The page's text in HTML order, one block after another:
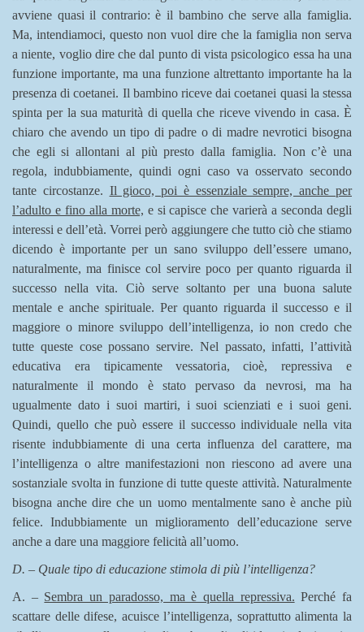
avviene quasi il contrario: è il bambino che serve alla famiglia.
Ma, intendiamoci, questo non vuol dire che la famiglia non serva
a niente, voglio dire che dal punto di vista psicologico essa ha una
funzione importante, ma una funzione altrettanto importante ha la
presenza di coetanei. Il bambino riceve dai coetanei quasi la stessa
spinta per la sua maturità di quella che riceve vivendo in casa. È
chiaro che avendo un tipo di padre o di madre nevrotici bisogna
che egli si allontani al più presto dalla famiglia. Non c’è una
regola, indubbiamente, quindi ogni caso va osservato secondo
tante circostanze. Il gioco, poi è essenziale sempre, anche per
l’adulto e fino alla morte, e si capisce che varierà a seconda degli
interessi e dell’età. Vorrei però aggiungere che tutto ciò che stiamo
dicendo è importante per un sano sviluppo dell’essere umano,
naturalmente, ma finisce col servire poco per quanto riguarda il
successo nella vita. Ciò serve soltanto per una buona salute
mentale e anche spirituale. Per quanto riguarda il successo e il
maggiore o minore sviluppo dell’intelligenza, io non credo che
tutte queste cose possano servire. Nel passato, infatti, l’attività
educativa era tipicamente vessatoria, cioè, repressiva e
naturalmente il mondo è stato pervaso da nevrosi, ma ha
ugualmente dato i suoi martiri, i suoi scienziati e i suoi geni.
Quindi, quello che può essere il successo individuale nella vita
risente indubbiamente di una certa influenza del carattere, ma
l’intelligenza o altre manifestazioni non riescono ad avere una
sostanziale svolta in funzione di tutte queste attività. Naturalmente
bisogna anche dire che un uomo mentalmente sano è anche più
felice. Indubbiamente un miglioramento dell’educazione serve
anche a dare una maggiore felicità all’uomo.
D. – Quale tipo di educazione stimola di più l’intelligenza?
A. – Sembra un paradosso, ma è quella repressiva. Perché fa
scattare delle difese, acuisce l’intelligenza, soprattutto alimenta la